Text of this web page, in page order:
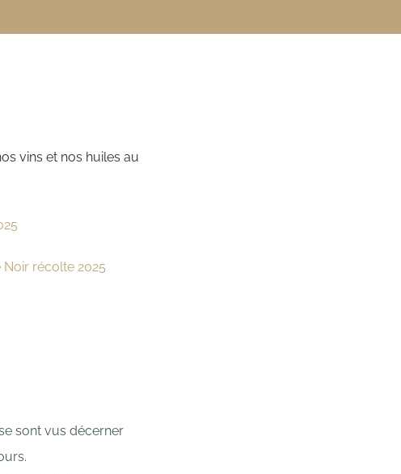
vins et nos huiles au
récolte 2025
sont vus décerner